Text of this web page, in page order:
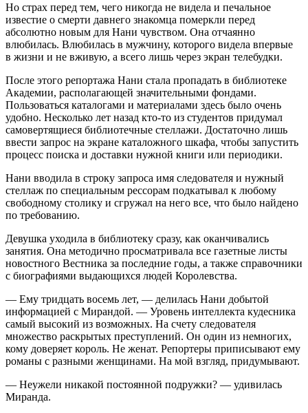
Но страх перед тем, чего никогда не видела и печальное
известие о смерти давнего знакомца померкли перед
абсолютно новым для Нани чувством. Она отчаянно
влюбилась. Влюбилась в мужчину, которого видела впервые
в жизни и не вживую, а всего лишь через экран телебудки.
После этого репортажа Нани стала пропадать в библиотеке
Академии, располагающей значительными фондами.
Пользоваться каталогами и материалами здесь было очень
удобно. Несколько лет назад кто-то из студентов придумал
самовертящиеся библиотечные стеллажи. Достаточно лишь
ввести запрос на экране каталожного шкафа, чтобы запустить
процесс поиска и доставки нужной книги или периодики.
Нани вводила в строку запроса имя следователя и нужный
стеллаж по специальным рессорам подкатывал к любому
свободному столику и сгружал на него все, что было найдено
по требованию.
Девушка уходила в библиотеку сразу, как оканчивались
занятия. Она методично просматривала все газетные листы
новостного Вестника за последние годы, а также справочники
с биографиями выдающихся людей Королевства.
— Ему тридцать восемь лет, — делилась Нани добытой
информацией с Мирандой. — Уровень интеллекта кудесника
самый высокий из возможных. На счету следователя
множество раскрытых преступлений. Он один из немногих,
кому доверяет король. Не женат. Репортеры приписывают ему
романы с разными женщинами. На мой взгляд, придумывают.
— Неужели никакой постоянной подружки? — удивилась
Миранда.